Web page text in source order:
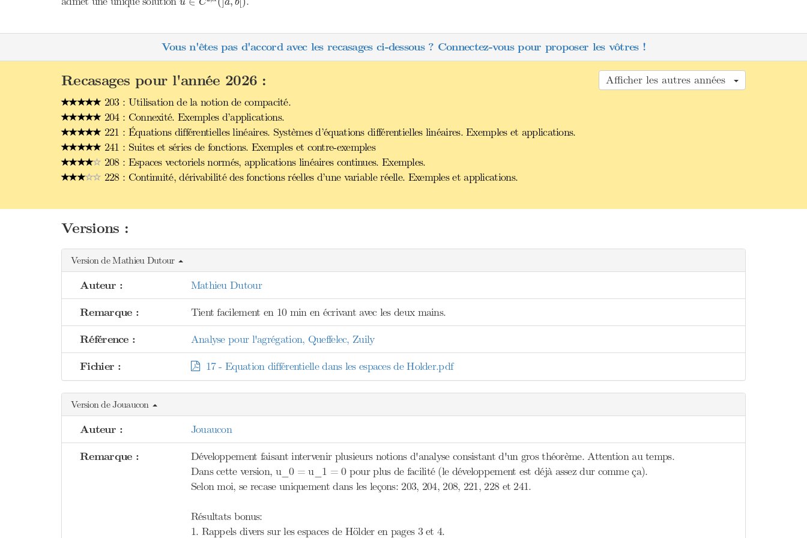
u C a b
Vous n'êtes pas d'accord avec les recasages ci-dessous ? Connectez-vous pour proposer les vôtres !
Afficher les autres années
Recasages pour l'année 2026 :
203 : Utilisation de la notion de compacité.
204 : Connexité. Exemples d’applications.
221 : Équations différentielles linéaires. Systèmes d’équations différentielles linéaires. Exemples et applications.
241 : Suites et séries de fonctions. Exemples et contre-exemples
208 : Espaces vectoriels normés, applications linéaires continues. Exemples.
228 : Continuité, dérivabilité des fonctions réelles d’une variable réelle. Exemples et applications.
Versions :
Version de Mathieu Dutour
Auteur : Mathieu Dutour
Remarque : Tient facilement en 10 min en écrivant avec les deux mains.
Référence : Analyse pour l'agrégation, Queffelec, Zuily
Fichier : 17 - Equation différentielle dans les espaces de Holder.pdf
Version de Jouaucon
Auteur : Jouaucon
Remarque :
Développement faisant intervenir plusieurs notions d'analyse consistant d'un gros théorème. Attention au temps.
Dans cette version, u_0 = u_1 = 0 pour plus de facilité (le développement est déjà assez dur comme ça).
Selon moi, se recase uniquement dans les leçons: 203, 204, 208, 221, 228 et 241.
Résultats bonus:
1. Rappels divers sur les espaces de Hölder en pages 3 et 4.